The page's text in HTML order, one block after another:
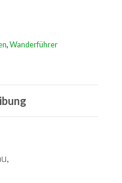
, Wanderführer